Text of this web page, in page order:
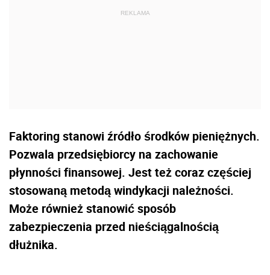
Faktoring stanowi źródło środków pieniężnych.
Pozwala przedsiębiorcy na zachowanie
płynności finansowej. Jest też coraz częściej
stosowaną metodą windykacji należności.
Może również stanowić sposób
zabezpieczenia przed nieściągalnością
dłużnika.